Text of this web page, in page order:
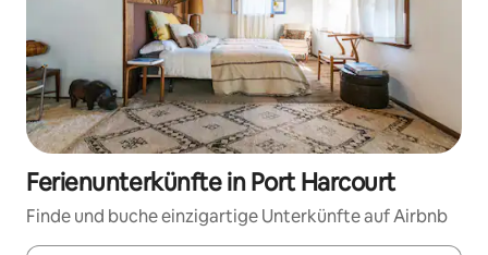
Ferienunterkünfte in Port Harcourt
Finde und buche einzigartige Unterkünfte auf Airbnb